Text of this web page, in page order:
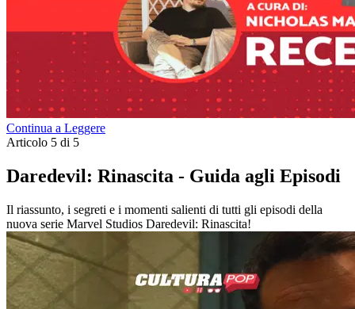
Continua a Leggere
Articolo 5 di 5
Daredevil: Rinascita - Guida agli Episodi
Il riassunto, i segreti e i momenti salienti di tutti gli episodi della
nuova serie Marvel Studios Daredevil: Rinascita!